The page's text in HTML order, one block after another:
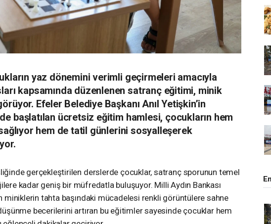
yaz dönemini verimli geçirmeleri amacıyla
kapsamında düzenlenen satranç eğitimi, minik
Efeler Belediye Başkanı Anıl Yetişkin’in
başlatılan ücretsiz eğitim hamlesi, çocukların hem
hem de tatil günlerini sosyalleşerek
gerçekleştirilen derslerde çocuklar, satranç sporunun temel
kadar geniş bir müfredatla buluşuyor. Milli Aydın Bankası
miniklerin tahta başındaki mücadelesi renkli görüntülere sahne
becerilerini artıran bu eğitimler sayesinde çocuklar hem